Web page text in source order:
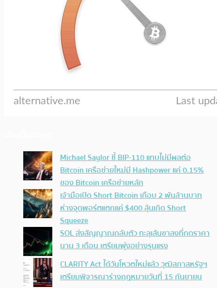
Michael Saylor ชี้ BIP-110 แทบไม่มีผลต่อ
Bitcoin เครือข่ายใหม่มี Hashpower แค่ 0.15%
ของ Bitcoin เครือข่ายหลัก
เจ้ามือเปิด Short Bitcoin เกือบ 2 พันล้านบาท
ห่างจุดพอร์ตแตกแค่ $400 ลุ้นเกิด Short
Squeeze
SOL ส่งสัญญาณกลับตัว ทะลุเส้นขาลงที่กดราคา
นาน 3 เดือน เตรียมพุ่งอย่างรุนแรง
CLARITY Act ได้วันโหวตใหม่แล้ว วุฒิสภาสหรัฐฯ
เตรียมพิจารณาร่างกฎหมายวันที่ 15 กันยายน